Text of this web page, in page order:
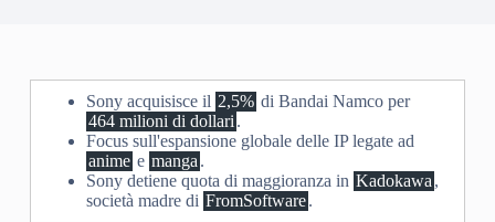
Sony acquisisce il 2,5% di Bandai Namco per
464 milioni di dollari .
Focus sull'espansione globale delle IP legate ad
anime e manga .
Sony detiene quota di maggioranza in Kadokawa ,
società madre di FromSoftware.